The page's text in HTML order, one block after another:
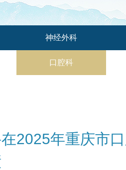
神经外科
口腔科
2025年重庆市